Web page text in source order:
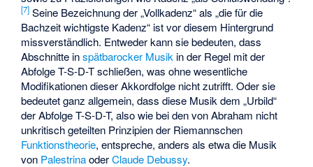
[7] Seine Bezeichnung der „Vollkadenz“ als „die für die
Bachzeit wichtigste Kadenz“ ist vor diesem Hintergrund
missverständlich. Entweder kann sie bedeuten, dass
Abschnitte inspätbarocker Musik in der Regel mit der
Abfolge T-S-D-T schließen, was ohne wesentliche
Modifikationen dieser Akkordfolge nicht zutrifft. Oder sie
bedeutet ganz allgemein, dass diese Musik dem „Urbild“
der Abfolge T-S-D-T, also wie bei den von Abraham nicht
unkritisch geteilten Prinzipien der Riemannschen
Funktionstheorie, entspreche, anders als etwa die Musik
von PalestrinaoderClaude Debussy.